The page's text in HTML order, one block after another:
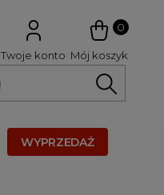
0
Mój koszyk
Twoje konto
WYPRZEDAŻ